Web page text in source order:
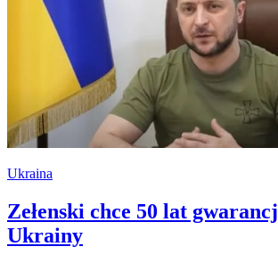
Ukraina
Zełenski chce 50 lat
Ukrainy